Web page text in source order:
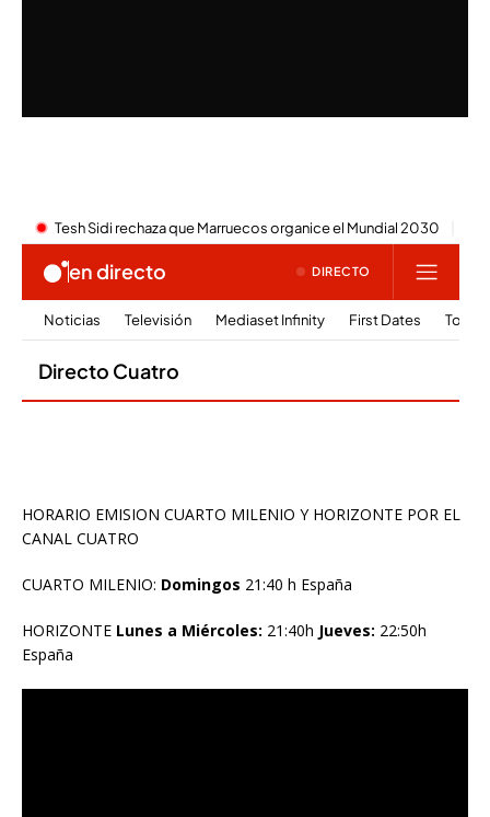
HORARIO EMISION CUARTO MILENIO Y HORIZONTE POR EL
CANAL CUATRO
CUARTO MILENIO: Domingos 21:40 h España
HORIZONTE Lunes a Miércoles: 21:40h Jueves: 22:50h
España